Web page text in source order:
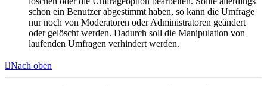
schon ein Benutzer abgestimmt haben, so kann die Umfrage
nur noch von Moderatoren oder Administratoren geändert
oder gelöscht werden. Dadurch soll die Manipulation von
laufenden Umfragen verhindert werden.
Nach oben